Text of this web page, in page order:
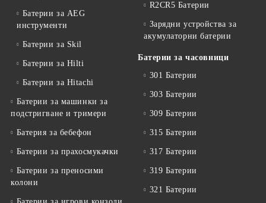
Батерии за AEG
инструменти
Батерии за Skil
Батерии за Hilti
Батерии за Hitachi
Батерии за машинки за
подстригване и тримери
Батерия за бебефон
Батерии за прахосмукачки
Батерии за преносими
колони
R2CR5 Батерии
Зарядни устройства за
акумулаторни батерии
Батерии за часовници
301 Батерии
303 Батерии
309 Батерии
315 Батерии
317 Батерии
319 Батерии
321 Батерии